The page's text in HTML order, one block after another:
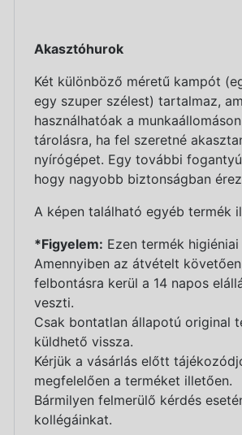
Akasztóhurok
Két különböző méretű kampót
egy szuper szélest) tartalmaz,
használhatóak a
tárolásra, ha fel szeretné
nyírógépet. Egy további
hogy nagyobb biztonságban
A képen található egyéb termék
*Figyelem: Ezen termék
Amennyiben az átvételt
felbontásra kerül a 14 napos
veszti.
Csak bontatlan állapotú original
küldhető vissza.
Kérjük a vásárlás előtt
megfelelően a terméket illetően.
Bármilyen felmerülő kérdés
kollégáinkat.